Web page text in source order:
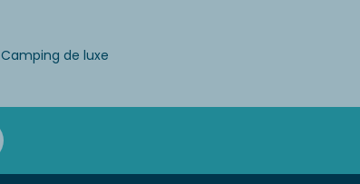
Camping de luxe